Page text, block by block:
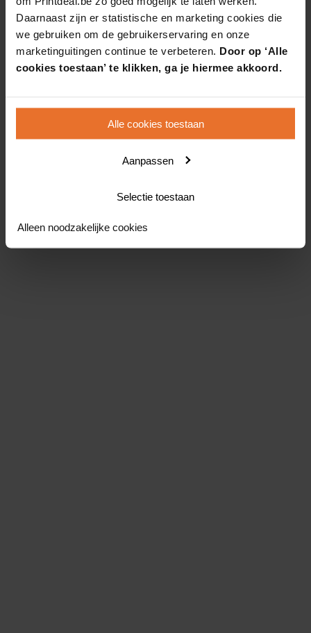
Daarnaast zijn er statistische en marketing cookies die
we gebruiken om de gebruikerservaring en onze
marketinguitingen continue te verbeteren. Door op ‘Alle
cookies toestaan’ te klikken, ga je hiermee akkoord.
Alle cookies toestaan
Aanpassen
Selectie toestaan
Alleen noodzakelijke cookies